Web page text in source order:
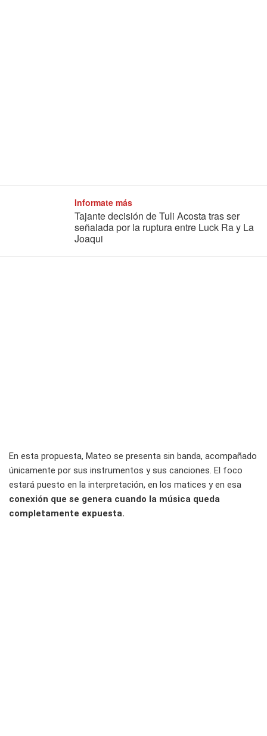
Informate más
Tajante decisión de Tuli Acosta tras ser
señalada por la ruptura entre Luck Ra y La
Joaqui
En esta propuesta, Mateo se presenta sin banda, acompañado
únicamente por sus instrumentos y sus canciones. El foco
estará puesto en la interpretación, en los matices y en esa
conexión que se genera cuando la música queda
completamente expuesta.